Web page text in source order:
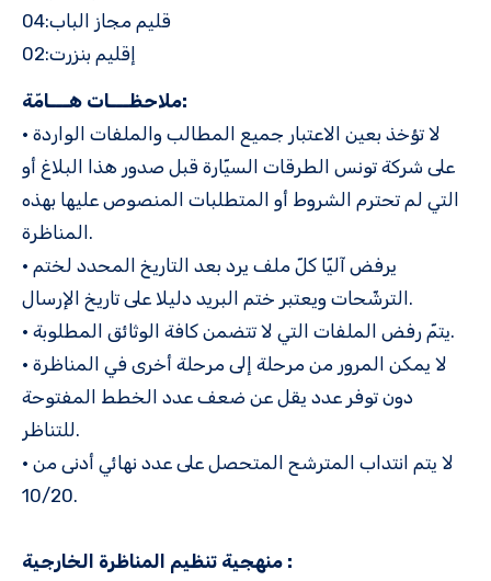
قليم مجاز الباب:04
إقليم بنزرت:02
ملاحظـــات هـــامّة:
• لا تؤخذ بعين الاعتبار جميع المطالب والملفات الواردة
على شركة تونس الطرقات السيّارة قبل صدور هذا البلاغ أو
التي لم تحترم الشروط أو المتطلبات المنصوص عليها بهذه
المناظرة.
• يرفض آليّا كلّ ملف يرد بعد التاريخ المحدد لختم
الترشّحات ويعتبر ختم البريد دليلا على تاريخ الإرسال.
• يتمّ رفض الملفات التي لا تتضمن كافة الوثائق المطلوبة.
• لا يمكن المرور من مرحلة إلى مرحلة أخرى في المناظرة
دون توفر عدد يقل عن ضعف عدد الخطط المفتوحة
للتناظر.
• لا يتم انتداب المترشح المتحصل على عدد نهائي أدنى من
10/20.
منهجية تنظيم المناظرة الخارجية :